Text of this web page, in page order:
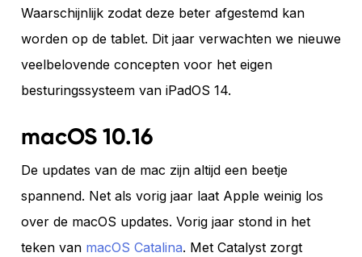
Waarschijnlijk zodat deze beter afgestemd kan
worden op de tablet. Dit jaar verwachten we nieuwe
veelbelovende concepten voor het eigen
besturingssysteem van iPadOS 14.
macOS 10.16
De updates van de mac zijn altijd een beetje
spannend. Net als vorig jaar laat Apple weinig los
over de macOS updates. Vorig jaar stond in het
teken van macOS Catalina. Met Catalyst zorgt